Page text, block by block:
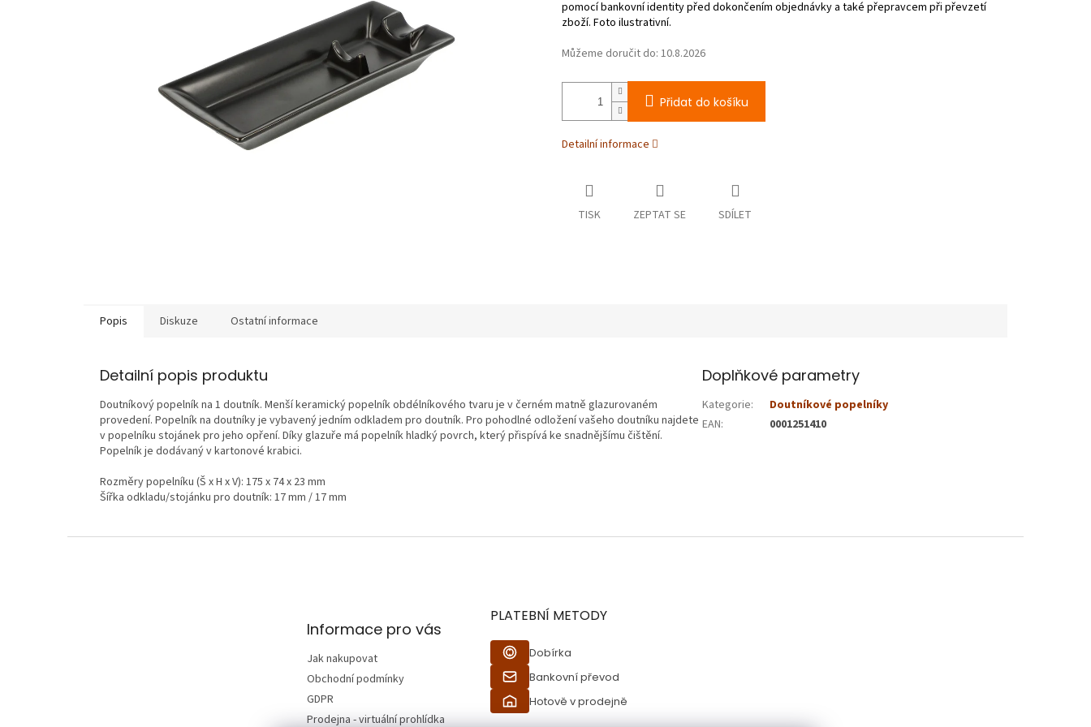
Můžeme doručit do: 10.8.2026
Přidat do košíku
Detailní informace
TISK ZEPTAT SE SDÍLET
Popis Diskuze Ostatní informace
Detailní popis produktu
Doutníkový popelník na 1 doutník. Menší keramický popelník obdélníkového tvaru je v černém matně glazurovaném
provedení. Popelník na doutníky je vybavený jedním odkladem pro doutník. Pro pohodlné odložení vašeho doutníku najdete
v popelníku stojánek pro jeho opření. Díky glazuře má popelník hladký povrch, který přispívá ke snadnějšímu čištění.
Popelník je dodávaný v kartonové krabici.
Rozměry popelníku (Š x H x V): 175 x 74 x 23 mm
Šířka odkladu/stojánku pro doutník: 17 mm / 17 mm
Doplňkové parametry
Kategorie:
Doutníkové popelníky
EAN: 0001251410
Informace pro vás
Jak nakupovat
Obchodní podmínky
GDPR
Prodejna - virtuální prohlídka
PLATEBNÍ METODY
Dobírka
Bankovní převod
Hotově v prodejně